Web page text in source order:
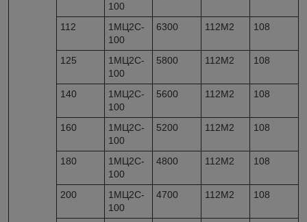
100
112
1МЦ2С-
100
6300 112M2 108
125
1МЦ2С-
100
5800 112M2 108
140
1МЦ2С-
100
5600 112M2 108
160
1МЦ2С-
100
5200 112M2 108
180
1МЦ2С-
100
4800 112M2 108
200
1МЦ2С-
100
4700 112M2 108